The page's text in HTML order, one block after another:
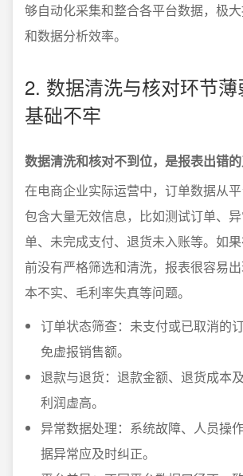
够自动化采集和整合各平台数据，极
和数据分析效率。
2. 数据清洗与核对环节
基础不牢
数据清洗和核对不到位，是报表出错的
在电商企业实际运营中，订单数据从
包含大量无效信息，比如测试订单、
单、未完成支付、退货未入账等。如
前没有严格筛选和清洗，报表很容易
本不实、毛利率失真等问题。
订单状态筛查：未支付或已取消的
免虚报销售额。
退款与退货：退款金额、退货成本
利润虚高。
异常数据处理：系统故障、人员操
据异常应及时纠正。